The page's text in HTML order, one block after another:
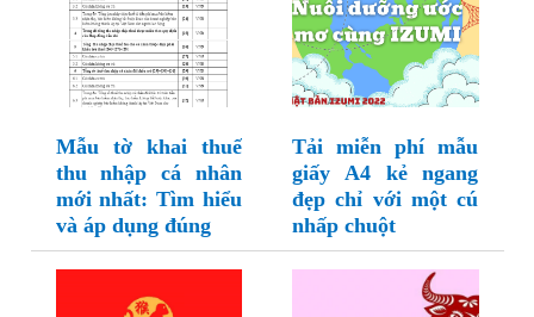
Mẫu tờ khai thuế
thu nhập cá nhân
mới nhất: Tìm hiểu
và áp dụng đúng
Tải miễn phí mẫu
giấy A4 kẻ ngang
đẹp chỉ với một cú
nhấp chuột